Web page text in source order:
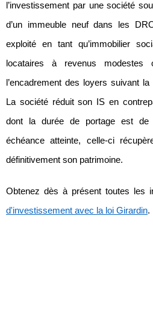
l’investissement par une société
d’un immeuble neuf dans les
exploité en tant qu’immobilier
locataires à revenus modestes
l’encadrement des loyers suivant
La société réduit son IS en
dont la durée de portage est
échéance atteinte, celle-ci
définitivement son patrimoine.
Obtenez dès à présent toutes les
d'investissement avec la loi Girardin.